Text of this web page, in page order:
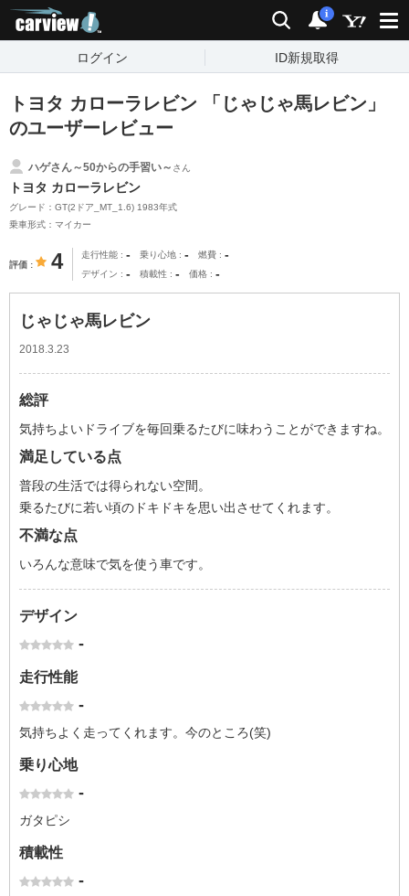
検索 通知
i
ログイン ID新規取得
トヨタ カローラレビン 「じゃじゃ馬レビン」
のユーザーレビュー
ハゲさん～50からの手習い～ さん
トヨタ カローラレビン
グレード：GT(2ドア_MT_1.6) 1983年式
乗車形式：マイカー
評価 4 走行性能 - 乗り心地 - 燃費 -
デザイン - 積載性 - 価格 -
じゃじゃ馬レビン
2018.3.23
総評
気持ちよいドライブを毎回乗るたびに味わうことができますね。
満足している点
普段の生活では得られない空間。
乗るたびに若い頃のドキドキを思い出させてくれます。
不満な点
いろんな意味で気を使う車です。
デザイン
-
走行性能
-
気持ちよく走ってくれます。今のところ(笑)
乗り心地
-
ガタピシ
積載性
-